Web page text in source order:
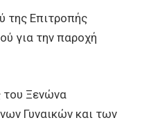
της Επιτροπής
για την παροχή
του Ξενώνα
Γυναικών και των